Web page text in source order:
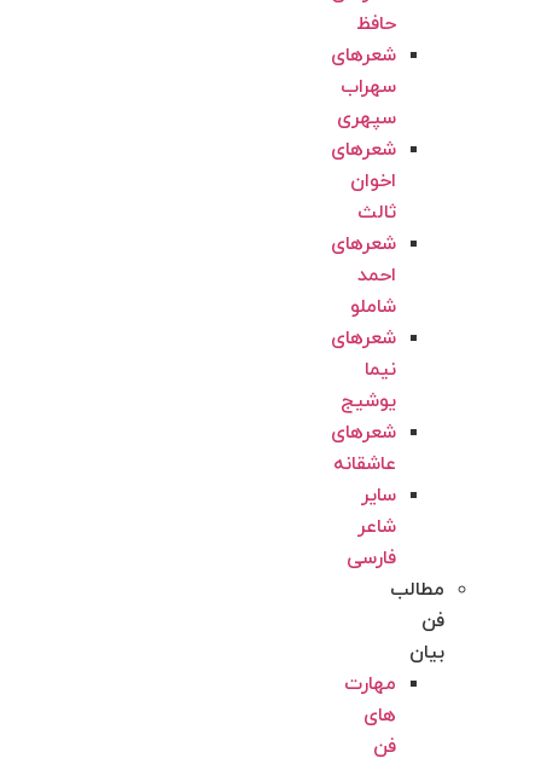
حافظ
شعرهای
سهراب
سپهری
شعرهای
اخوان
ثالث
شعرهای
احمد
شاملو
شعرهای
نیما
یوشیج
شعرهای
عاشقانه
سایر
شاعر
فارسی
مطالب
فن
بیان
مهارت
های
فن